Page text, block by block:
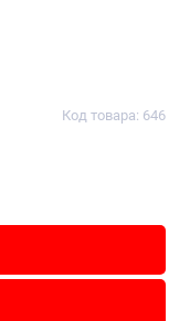
Код товара: 646